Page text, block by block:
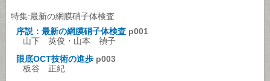
特集:最新の網膜硝子体検査
序説：最新の網膜硝子体検査 p001
山下 英俊・山本 禎子
眼底OCT技術の進歩 p003
板谷 正紀